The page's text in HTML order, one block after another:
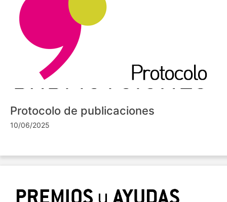
Protocolo de publicaciones
10/06/2025